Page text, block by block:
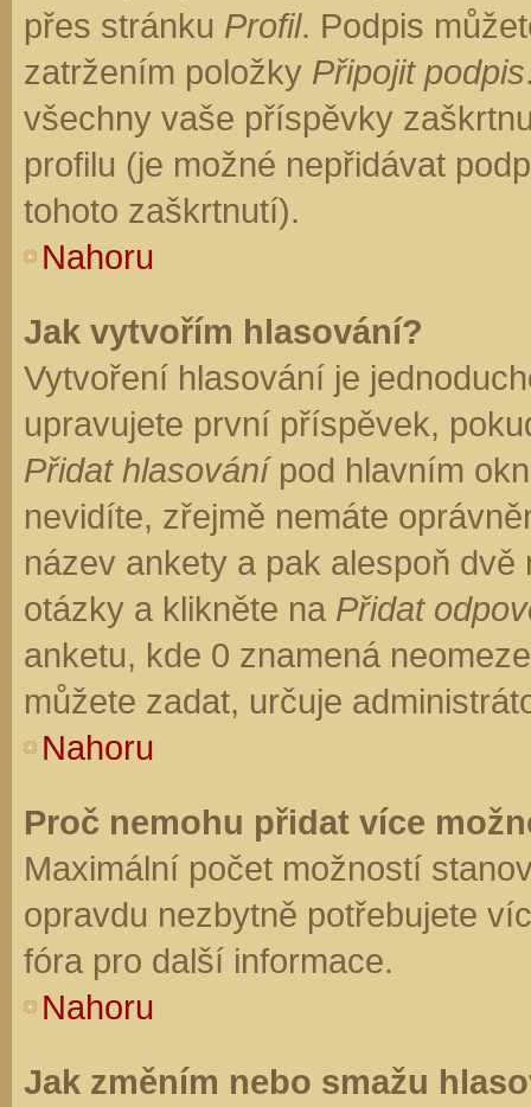
přes stránku Profil. Podpis
zatržením položky Připojit podpis
všechny vaše příspěvky
profilu (je možné nepřidávat
tohoto zaškrtnutí).
Nahoru
Jak vytvořím hlasování?
Vytvoření hlasování je
upravujete první příspěvek,
Přidat hlasovánípod hlavním
nevidíte, zřejmě nemáte
název ankety a pak alespoň
otázky a klikněte na Přidat
anketu, kde 0 znamená
můžete zadat, určuje
Nahoru
Proč nemohu přidat více
Maximální počet možností
opravdu nezbytně potřebujete
fóra pro další informace.
Nahoru
Jak změním nebo smažu